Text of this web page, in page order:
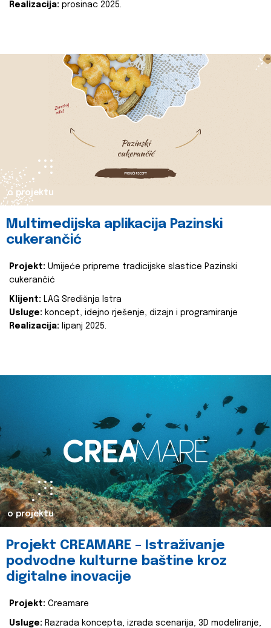
Realizacija: prosinac 2025.
o projektu
Multimedijska aplikacija Pazinski
cukerančić
Projekt: Umijeće pripreme tradicijske slastice Pazinski
cukerančić
Klijent: LAG Središnja Istra
Usluge: koncept, idejno rješenje, dizajn i programiranje
Realizacija: lipanj 2025.
o projektu
Projekt CREAMARE – Istraživanje
podvodne kulturne baštine kroz
digitalne inovacije
Projekt: Creamare
Usluge: Razrada koncepta, izrada scenarija, 3D modeliranje,